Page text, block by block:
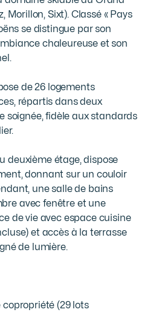
Morillon, Sixt). Classé « Pays
se distingue par son
chaleureuse et son
de 26 logements
répartis dans deux
soignée, fidèle aux standards
deuxième étage, dispose
donnant sur un couloir
une salle de bains
avec fenêtre et une
de vie avec espace cuisine
et accès à la terrasse
de lumière.
(29 lots